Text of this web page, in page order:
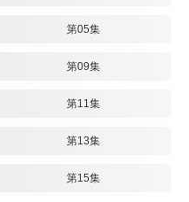
第05集
第09集
第11集
第13集
第15集